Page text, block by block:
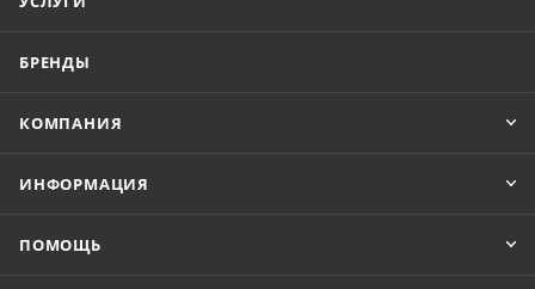
БРЕНДЫ
КОМПАНИЯ
ИНФОРМАЦИЯ
ПОМОЩЬ